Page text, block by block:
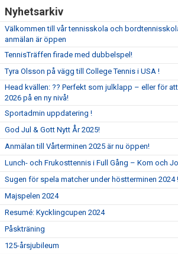
Nyhetsarkiv
Välkommen till vår tennisskola och
anmälan är öppen
TennisTräffen firade med dubbelspel!
Tyra Olsson på vägg till College Tennis i USA !
Head kvällen: ?? Perfekt som julklapp – eller för
2026 på en ny nivå!
Sportadmin uppdatering !
God Jul & Gott Nytt År 2025!
Anmälan till Vårterminen 2025 är nu öppen!
Lunch- och Frukosttennis i Full Gång – Kom och
Sugen för spela matcher under höstterminen 2024 !
Majspelen 2024
Resumé: Kycklingcupen 2024
Påskträning
125-årsjubileum